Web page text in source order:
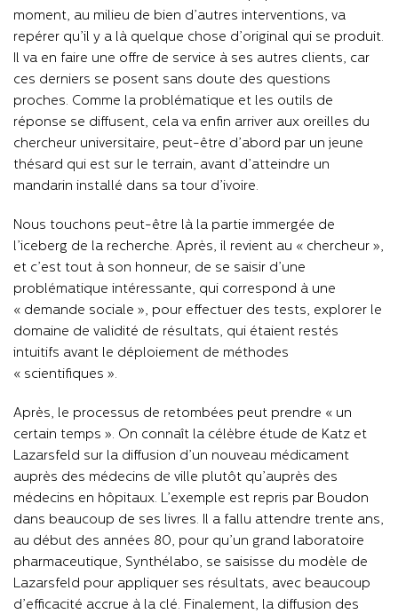
moment, au milieu de bien d’autres interventions, va
repérer qu’il y a là quelque chose d’original qui se produit.
Il va en faire une offre de service à ses autres clients, car
ces derniers se posent sans doute des questions
proches. Comme la problématique et les outils de
réponse se diffusent, cela va enfin arriver aux oreilles du
chercheur universitaire, peut-être d’abord par un jeune
thésard qui est sur le terrain, avant d’atteindre un
mandarin installé dans sa tour d’ivoire.
Nous touchons peut-être là la partie immergée de
l’iceberg de la recherche. Après, il revient au « chercheur »,
et c’est tout à son honneur, de se saisir d’une
problématique intéressante, qui correspond à une
« demande sociale », pour effectuer des tests, explorer le
domaine de validité de résultats, qui étaient restés
intuitifs avant le déploiement de méthodes
« scientifiques ».
Après, le processus de retombées peut prendre « un
certain temps ». On connaît la célèbre étude de Katz et
Lazarsfeld sur la diffusion d’un nouveau médicament
auprès des médecins de ville plutôt qu’auprès des
médecins en hôpitaux. L’exemple est repris par Boudon
dans beaucoup de ses livres. Il a fallu attendre trente ans,
au début des années 80, pour qu’un grand laboratoire
pharmaceutique, Synthélabo, se saisisse du modèle de
Lazarsfeld pour appliquer ses résultats, avec beaucoup
d’efficacité accrue à la clé. Finalement, la diffusion des